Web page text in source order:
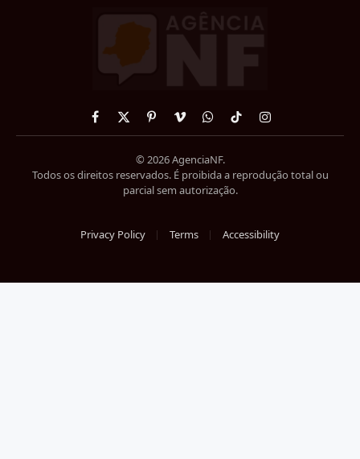
Facebook
X
PinterestVimeoWhatsApp
TikTokInstagram
© 2026 AgenciaNF.
Todos os direitos reservados. É proibida a reprodução total ou
parcial sem autorização.
Privacy Policy Terms Accessibility